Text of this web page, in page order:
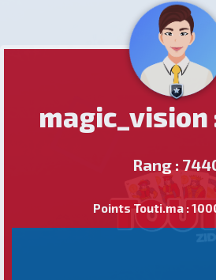
magic_vision
Rang :
Points Touti.ma :